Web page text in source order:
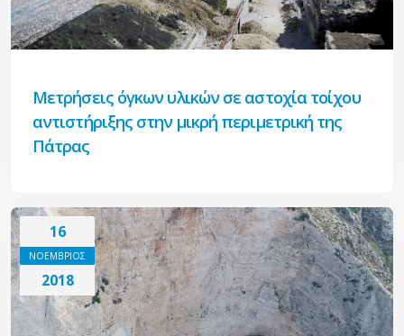
Μετρήσεις όγκων υλικών σε αστοχία τοίχου
αντιστήριξης στην μικρή περιμετρική της
Πάτρας
16
ΝΟΕΜΒΡΙΟΣ
2018